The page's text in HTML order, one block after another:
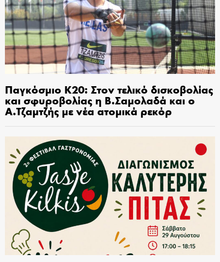
Παγκόσμιο Κ20: Στον τελικό δισκοβολίας
και σφυροβολίας η Β.Σαμολαδά και ο
Α.Τζαμτζής με νέα ατομικά ρεκόρ